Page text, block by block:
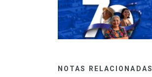
NOTAS RELACIONADAS